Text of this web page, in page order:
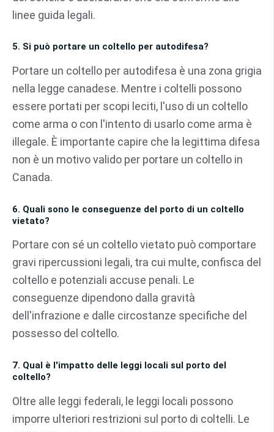
linee guida legali.
5. Si può portare un coltello per autodifesa?
Portare un coltello per autodifesa è una zona grigia
nella legge canadese. Mentre i coltelli possono
essere portati per scopi leciti, l'uso di un coltello
come arma o con l'intento di usarlo come arma è
illegale. È importante capire che la legittima difesa
non è un motivo valido per portare un coltello in
Canada.
6. Quali sono le conseguenze del porto di un coltello
vietato?
Portare con sé un coltello vietato può comportare
gravi ripercussioni legali, tra cui multe, confisca del
coltello e potenziali accuse penali. Le
conseguenze dipendono dalla gravità
dell'infrazione e dalle circostanze specifiche del
possesso del coltello.
7. Qual è l'impatto delle leggi locali sul porto del
coltello?
Oltre alle leggi federali, le leggi locali possono
imporre ulteriori restrizioni sul porto di coltelli. Le